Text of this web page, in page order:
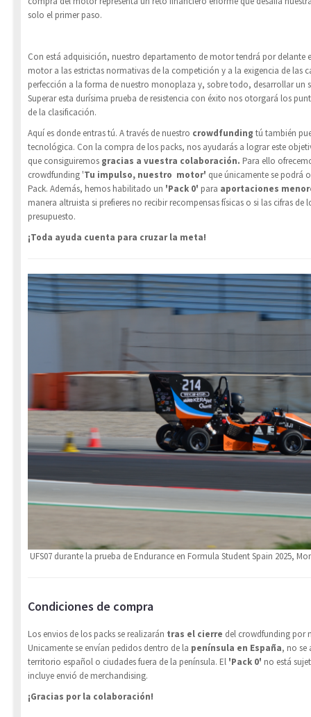
solo el primer paso.
Con está adquisición, nuestro departamento de motor tendrá por delante
motor a las estrictas normativas de la competición y a la exigencia de las
perfección a la forma de nuestro monoplaza y, sobre todo, desarrollar un
Superar esta durísima prueba de resistencia con éxito nos otorgará los
de la clasificación.
Aquí es donde entras tú. A través de nuestro crowdfunding tú también
tecnológica. Con la compra de los packs, nos ayudarás a lograr este
que consiguiremos gracias a vuestra colaboración. Para ello
crowdfunding 'Tu impulso, nuestro motor' que únicamente se podrá
Pack. Además, hemos habilitado un 'Pack 0' para aportaciones
manera altruista si prefieres no recibir recompensas físicas o si las cifras de
presupuesto.
¡Toda ayuda cuenta para cruzar la meta!
UFS07 durante la prueba de Endurance en Formula Student Spain 2025,
Condiciones de compra
Los envios de los packs se realizarán tras el cierre del crowdfunding por
Unicamente se envían pedidos dentro de la península en España, no se
territorio español o ciudades fuera de la península. El 'Pack 0' no está
incluye envió de merchandising.
¡Gracias por la colaboración!